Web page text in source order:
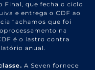
Final, que fecha o ciclo
e entrega o CDF ao
“achamos que foi
na
é o lastro contra
anual.
A Seven fornece